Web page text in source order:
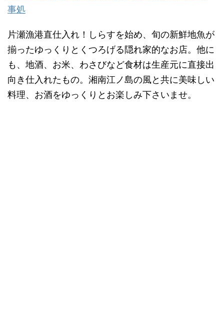
事処
片瀬漁港直仕入れ！しらすを始め、旬の新鮮地魚が
揃ったゆっくりとくつろげる隠れ家的なお店。他に
も、地酒、お米、わさびなど食材は生産元に直接出
向き仕入れたもの。湘南江ノ島の風と共に美味しい
料理、お酒をゆっくりとお楽しみ下さいませ。